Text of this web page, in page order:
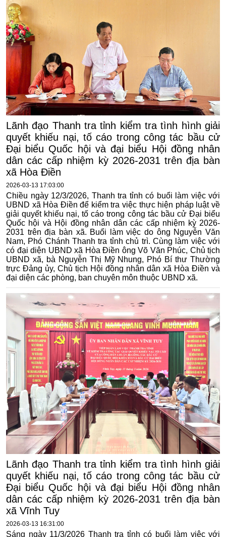
Lãnh đạo Thanh tra tỉnh kiểm tra tình hình giải
quyết khiếu nại, tố cáo trong công tác bầu cử
Đại biểu Quốc hội và đại biểu Hội đồng nhân
dân các cấp nhiệm kỳ 2026-2031 trên địa bàn
xã Hòa Điền
2026-03-13 17:03:00
Chiều ngày 12/3/2026, Thanh tra tỉnh có buổi làm việc với
UBND xã Hòa Điền để kiểm tra việc thực hiện pháp luật về
giải quyết khiếu nại, tố cáo trong công tác bầu cử Đại biểu
Quốc hội và Hội đồng nhân dân các cấp nhiệm kỳ 2026-
2031 trên địa bàn xã. Buổi làm việc do ông Nguyễn Văn
Nam, Phó Chánh Thanh tra tỉnh chủ trì. Cùng làm việc với
có đại diện UBND xã Hòa Điền ông Võ Văn Phúc, Chủ tịch
UBND xã, bà Nguyễn Thị Mỹ Nhung, Phó Bí thư Thường
trực Đảng ủy, Chủ tịch Hội đồng nhân dân xã Hòa Điền và
đại diện các phòng, ban chuyên môn thuộc UBND xã.
Lãnh đạo Thanh tra tỉnh kiểm tra tình hình giải
quyết khiếu nại, tố cáo trong công tác bầu cử
Đại biểu Quốc hội và đại biểu Hội đồng nhân
dân các cấp nhiệm kỳ 2026-2031 trên địa bàn
xã Vĩnh Tuy
2026-03-13 16:31:00
Sáng ngày 11/3/2026 Thanh tra tỉnh có buổi làm việc với